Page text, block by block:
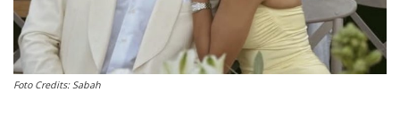
Foto Credits: Sabah